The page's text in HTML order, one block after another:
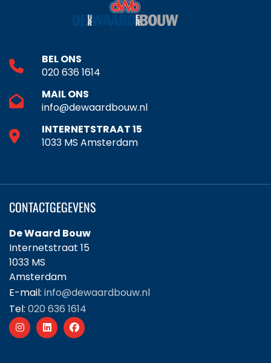
BEL ONS
020 636 1614
MAIL ONS
info@dewaardbouw.nl
INTERNETSTRAAT 15
1033 MS Amsterdam
CONTACTGEGEVENS
De Waard Bouw
Internetstraat 15
1033 MS
Amsterdam
E-mail: info@dewaardbouw.nl
Tel: 020 636 1614